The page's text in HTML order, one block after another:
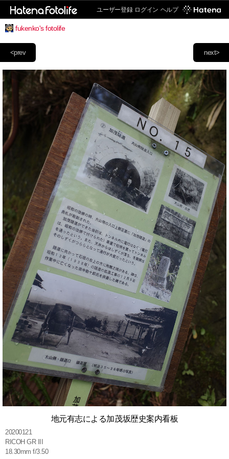
ユーザー登録 ログイン ヘルプ
fukenko's fotolife
next>
<prev
地元有志による加茂坂歴史案内看板
20200121
RICOH GR III
18.30mm f/3.50